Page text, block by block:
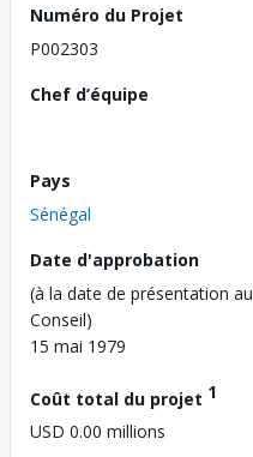
Numéro du Projet
P002303
Chef d’équipe
Pays
Sénégal
Date d'approbation
(à la date de présentation au
Conseil)
15 mai 1979
Coût total du projet 1
USD 0.00 millions